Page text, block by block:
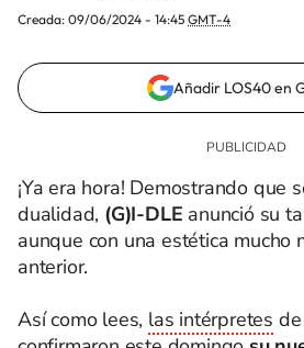
Creada: 09/06/2024 - 14:45 GMT-4
Añadir LOS40 en
¡Ya era hora! Demostrando que
dualidad, (G)I-DLE anunció su
aunque con una estética mucho
anterior.
Así como lees, las intérpretes